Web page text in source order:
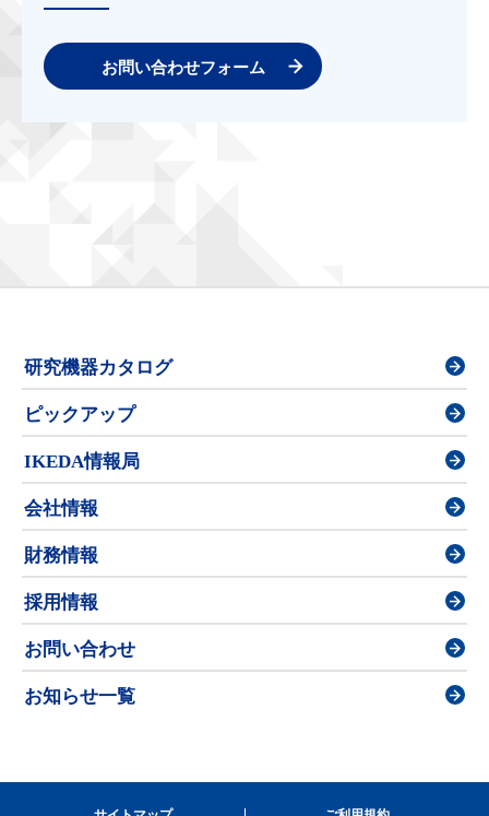
お問い合わせフォーム
研究機器カタログ
ピックアップ
IKEDA情報局
会社情報
財務情報
採用情報
お問い合わせ
お知らせ一覧